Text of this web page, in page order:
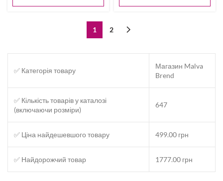
1 2
✅ Категорія товару
Магазин Malva
Brend
✅ Кількість товарів у каталозі
(включаючи розміри)
647
✅ Ціна найдешевшого товару 499.00 грн
✅ Найдорожчий товар 1777.00 грн